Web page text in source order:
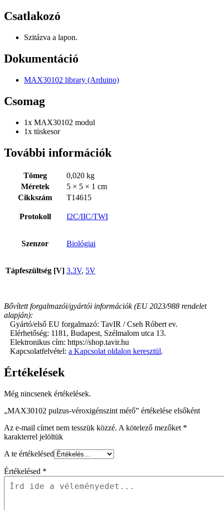
Csatlakozó
Szitázva a lapon.
Dokumentáció
MAX30102 library (Arduino)
Csomag
1x MAX30102 modul
1x tüskesor
További információk
Tömeg
0,020 kg
Méretek
5 × 5 × 1 cm
Cikkszám
T14615
Protokoll I2C/IIC/TWI
Szenzor Biológiai
Tápfeszültség [V] 3.3V, 5V
Bővített forgalmazói/gyártói információk (EU 2023/988 rendelet
alapján):
Gyártó/első EU forgalmazó: TavIR / Cseh Róbert ev.
Elérhetőség: 1181, Budapest, Szélmalom utca 13.
Elektronikus cím: https://shop.tavir.hu
Kapcsolatfelvétel: a Kapcsolat oldalon keresztül.
Értékelések
Még nincsenek értékelések.
„MAX30102 pulzus-véroxigénszint mérő” értékelése elsőként
Az e-mail címet nem tesszük közzé. A kötelező mezőket *
karakterrel jelöltük
A te értékelésed
Értékelésed *